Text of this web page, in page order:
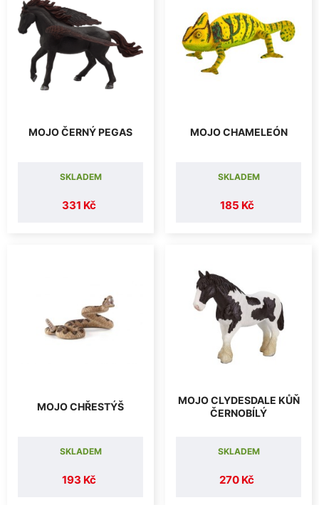
MOJO ČERNÝ PEGAS
331 Kč
SKLADEM
MOJO CHAMELEÓN
185 Kč
SKLADEM
MOJO CHŘESTÝŠ
193 Kč
SKLADEM
MOJO CLYDESDALE KŮŇ
ČERNOBÍLÝ
270 Kč
SKLADEM